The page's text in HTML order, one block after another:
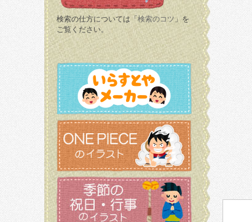
検索の仕方については「 検索のコツ 」を
ご覧ください。